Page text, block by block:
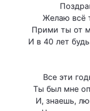
Желаю всё
Прими ты от
И в 40 лет
Все эти
Ты был мне
И, знаешь,